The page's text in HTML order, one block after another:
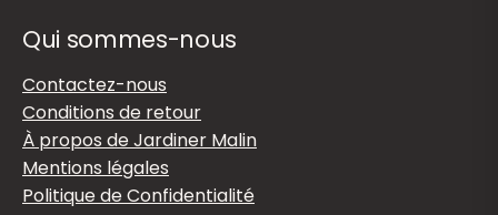
Qui sommes-nous
Contactez-nous
Conditions de retour
À propos de Jardiner Malin
Mentions légales
Politique de Confidentialité